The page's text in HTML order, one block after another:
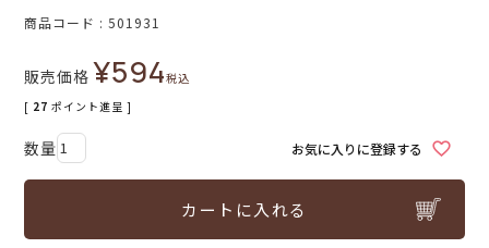
商品コード 501931
販売価格 ¥594税込
[ 27 ポイント進呈 ]
お気に入りに登録する
カートに入れる